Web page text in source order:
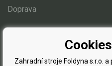
Doprava
Zahradní stroje Foldyna s.r.o.